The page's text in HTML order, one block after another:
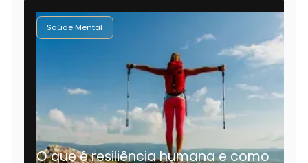
Saúde Mental
O que é resiliência humana e como